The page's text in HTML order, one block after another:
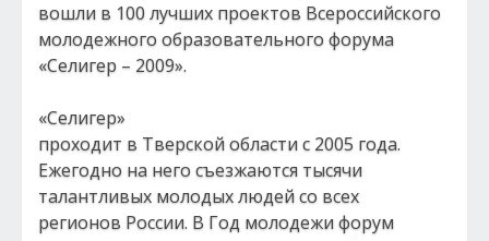
вошли в 100 лучших проектов Всероссийского
молодежного образовательного форума
«Селигер – 2009».
«Селигер»
проходит в Тверской области с 2005 года.
Ежегодно на него съезжаются тысячи
талантливых молодых людей со всех
регионов России. В Год молодежи форум